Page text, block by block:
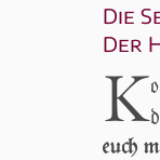
Die
Der
K
euch